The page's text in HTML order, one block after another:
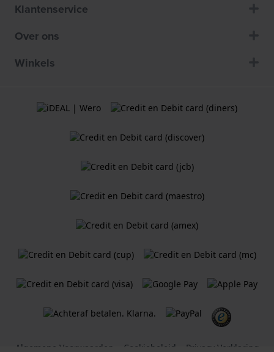
Klantenservice
Over ons
Winkels
Algemene Voorwaarden Cookiebeleid Privacy Verklaring